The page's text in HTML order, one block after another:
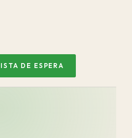
DE ESPERA